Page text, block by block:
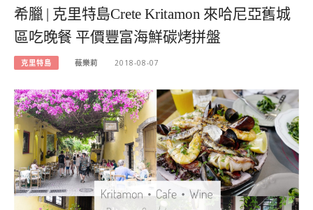
希臘 | 克里特島Crete Kritamon 來哈尼亞舊城
區吃晚餐 平價豐富海鮮碳烤拼盤
克里特島 薇樂莉 2018-08-07